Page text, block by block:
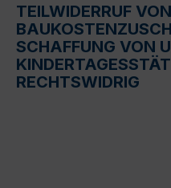
TEILWIDERRUF VON
SCHAFFUNG VON
RECHTSWIDRIG